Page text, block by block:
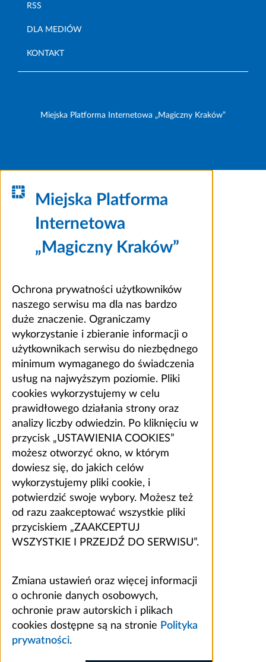
RSS
DLA MEDIÓW
KONTAKT
Miejska Platforma Internetowa „Magiczny Kraków”
Miejska Platforma
Internetowa
„Magiczny Kraków”
Ochrona prywatności użytkowników
naszego serwisu ma dla nas bardzo
duże znaczenie. Ograniczamy
wykorzystanie i zbieranie informacji o
użytkownikach serwisu do niezbędnego
minimum wymaganego do świadczenia
usług na najwyższym poziomie. Pliki
cookies wykorzystujemy w celu
prawidłowego działania strony oraz
analizy liczby odwiedzin. Po kliknięciu w
przycisk „USTAWIENIA COOKIES”
możesz otworzyć okno, w którym
dowiesz się, do jakich celów
wykorzystujemy pliki cookie, i
potwierdzić swoje wybory. Możesz też
od razu zaakceptować wszystkie pliki
przyciskiem „ZAAKCEPTUJ
WSZYSTKIE I PRZEJDŹ DO SERWISU”.
Zmiana ustawień oraz więcej informacji
o ochronie danych osobowych,
ochronie praw autorskich i plikach
cookies dostępne są na stronie Polityka
prywatności.